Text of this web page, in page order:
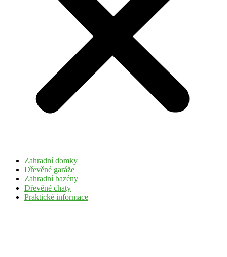
Zahradní domky
Dřevěné garáže
Zahradní bazény
Dřevěné chaty
Praktické informace